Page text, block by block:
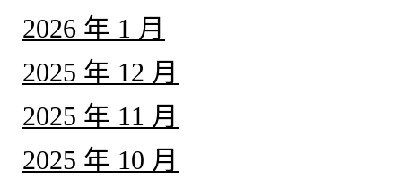
2026 年 1 月
2025 年 12 月
2025 年 11 月
2025 年 10 月